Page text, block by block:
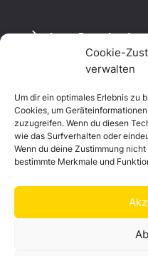
Cookie-
verwalten
Um dir ein optimales Erlebnis zu
Cookies, um
zuzugreifen. Wenn du diesen
wie das Surfverhalten oder
Wenn du deine Zustimmung
bestimmte Merkmale und
Logo Download
Datenschutzerklärung
Impressum
Cookie-Richtlinie (EU)